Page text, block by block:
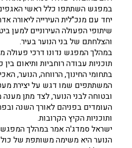
במפגש השתתפו כלל ראשי האגפים
יחד עם מנכ"לית העירייה ליאורה
שיתופי הפעולה העירוניים למען
והצלחתם של בני הנוער בעיר.
במהלך המפגש נדונו דרכי פעולה
תוכניות עבודה רוחביות ותיאום בין
בתחומי החינוך, הרווחה, הנוער,
המשתתפים שמו דגש על יצירת
ובטוחה לבני הנוער, לצד מתן
העומדים בפניהם לאורך השנה
ותוכניות הקיץ הקרובות.
ישראל סמדג'ה אמר במהלך המפגש:
הנוער היא משימה משותפת של